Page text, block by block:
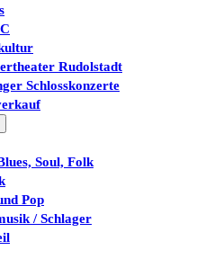
Rudolstadt
Schlosskonzerte
Soul, Folk
Pop
/ Schlager